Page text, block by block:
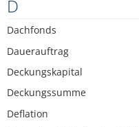
D
Dachfonds
Dauerauftrag
Deckungskapital
Deckungssumme
Deflation